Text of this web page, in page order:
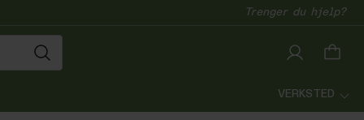
Trenger du hjelp?
VERKSTED